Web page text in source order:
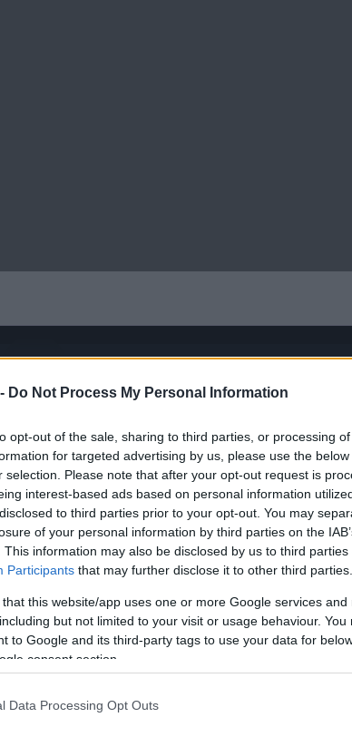
Do Not Process My Personal Information
opt-out of the sale, sharing to third parties, or processing
for targeted advertising by us, please use the
selection. Please note that after your opt-out request is
interest-based ads based on personal information
to third parties prior to your opt-out. You may
of your personal information by third parties on the
This information may also be disclosed by us to third parties
Participants that may further disclose it to other third parties.
that this website/app uses one or more Google services
but not limited to your visit or usage behaviour.
to Google and its third-party tags to use your data for
consent section.
Data Processing Opt Outs
Roadhouse, ese lugar icónico donde la carne
llevar su sabor característico directamente
con West Madison, han lanzado una
a los amantes de la buena comida.
probé su Cactus Blossom; ¡fue amor a
al saber que ahora podemos disfrutar de
comer.